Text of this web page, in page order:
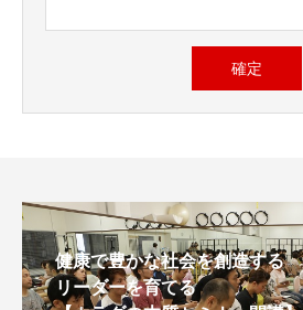
健康で豊かな社会を創造する
リーダーを育てる